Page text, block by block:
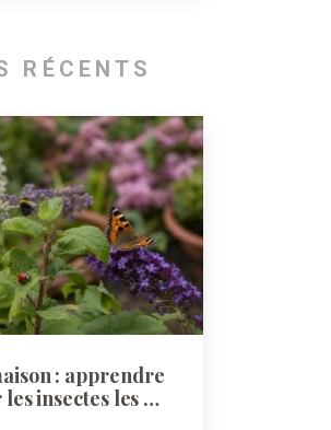
RÉCENTS
: apprendre
insectes les …